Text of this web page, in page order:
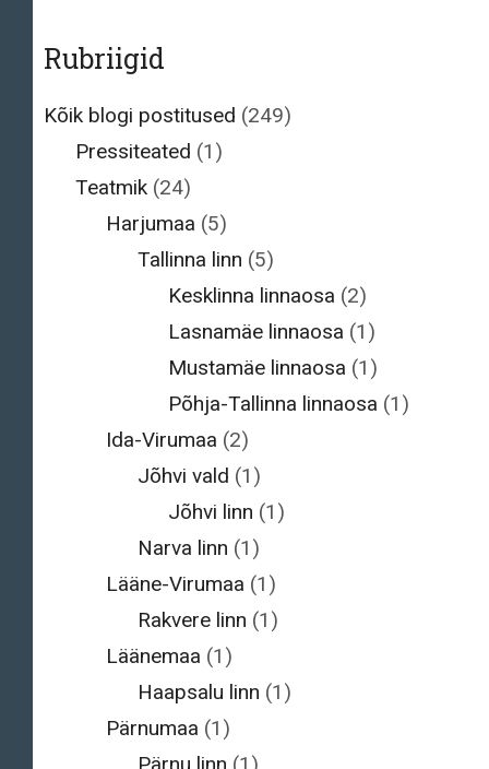
Rubriigid
Kõik blogi postitused (249)
Pressiteated (1)
Teatmik(24)
Harjumaa (5)
Tallinna linn (5)
Kesklinna linnaosa (2)
Lasnamäe linnaosa (1)
Mustamäe linnaosa (1)
Põhja-Tallinna linnaosa (1)
Ida-Virumaa (2)
Jõhvi vald (1)
Jõhvi linn (1)
Narva linn (1)
Lääne-Virumaa (1)
Rakvere linn (1)
Läänemaa (1)
Haapsalu linn (1)
Pärnumaa (1)
Pärnu linn (1)